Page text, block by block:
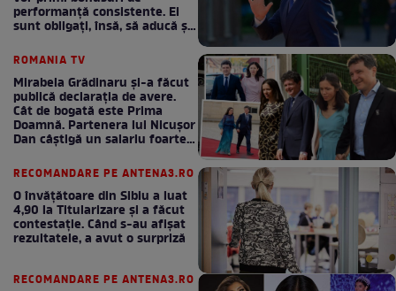
performanță consistente. Ei
sunt obligați, însă, să aducă și
ROMANIA TV
Mirabela Grădinaru și-a făcut
publică declarația de avere.
Cât de bogată este Prima
Doamnă. Partenera lui Nicușor
Dan câștigă un salariu foarte
RECOMANDARE PE ANTENA3.RO
O învățătoare din Sibiu a luat
4,90 la Titularizare și a făcut
contestație. Când s-au afișat
rezultatele, a avut o surpriză
RECOMANDARE PE ANTENA3.RO